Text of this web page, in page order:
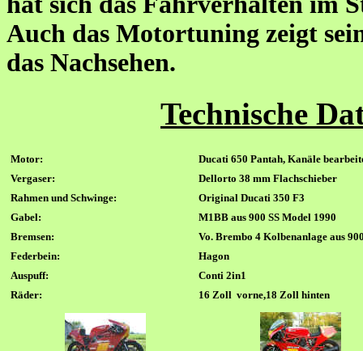
Auch das Motortuning zeigt
das Nachsehen.
Technische
Motor:
Ducati 650 Pantah, Kanäle
Vergaser:
Dellorto 38 mm Flachschieber
Rahmen und Schwinge:
Original Ducati 350 F3
Gabel:
M1BB aus 900 SS Model 1990
Bremsen:
Vo. Brembo 4 Kolbenanlage aus
Federbein:
Hagon
Auspuff:
Conti 2in1
Räder:
16 Zoll vorne,18 Zoll hinten